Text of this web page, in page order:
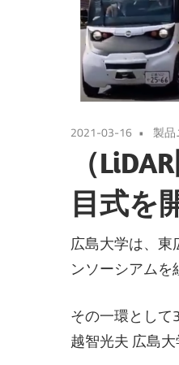
2021-03-16 製品
（
目式を
広島大学は、東
ンソーシアムを
その一環として
越智光夫 広島